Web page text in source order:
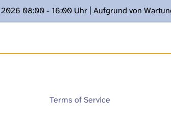
08:00 - 16:00 Uhr | Aufgrund von
www.podcast.unibe.ch
Terms of Service